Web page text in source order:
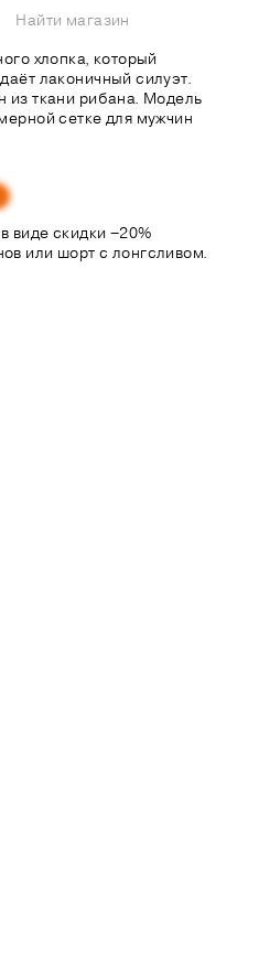
Найти магазин
хлопка, который
лаконичный силуэт.
из ткани рибана. Модель
сетке для мужчин
виде скидки −20%
или шорт с лонгсливом.